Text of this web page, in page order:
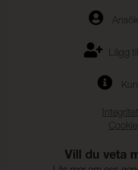
Lägg
Vill du veta